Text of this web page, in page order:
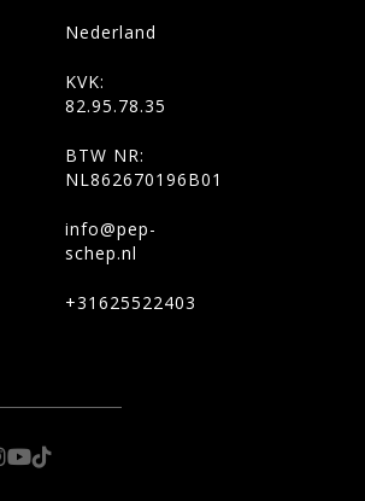
Nederland
KVK:
82.95.78.35
BTW NR:
NL862670196B01
info@pep-
schep.nl
+31625522403